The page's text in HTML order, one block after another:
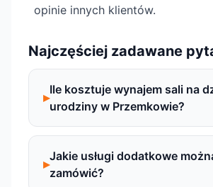
opinie innych klientów.
Najczęściej zadawane
Ile kosztuje wynajem sali na
urodziny w Przemkowie?
Jakie usługi dodatkowe
zamówić?